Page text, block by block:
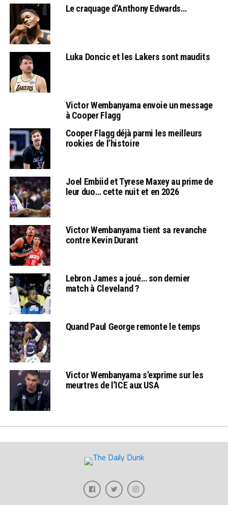
Le craquage d’Anthony Edwards…
Luka Doncic et les Lakers sont maudits
Victor Wembanyama envoie un message
à Cooper Flagg
Cooper Flagg déjà parmi les meilleurs
rookies de l’histoire
Joel Embiid et Tyrese Maxey au prime de
leur duo… cette nuit et en 2026
Victor Wembanyama tient sa revanche
contre Kevin Durant
Lebron James a joué… son dernier
match à Cleveland ?
Quand Paul George remonte le temps
Victor Wembanyama s’exprime sur les
meurtres de l’ICE aux USA